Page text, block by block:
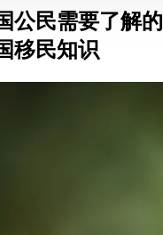
公民需要了解的
移民知识